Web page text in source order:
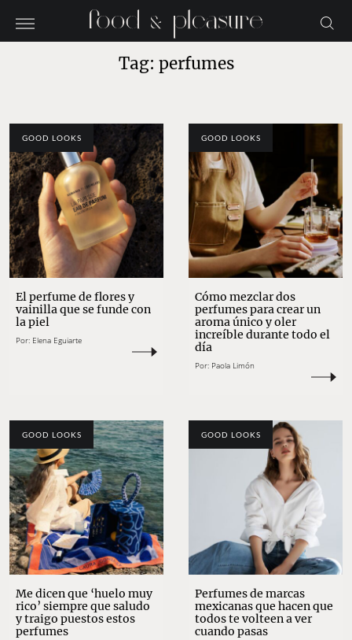
Tag: perfumes
GOOD LOOKS
El perfume de flores y
vainilla que se funde con
la piel
Por: Elena Eguiarte
GOOD LOOKS
Cómo mezclar dos
perfumes para crear un
aroma único y oler
increíble durante todo el
día
Por: Paola Limón
GOOD LOOKS
Me dicen que ‘huelo muy
rico’ siempre que saludo
y traigo puestos estos
perfumes
GOOD LOOKS
Perfumes de marcas
mexicanas que hacen que
todos te volteen a ver
cuando pasas